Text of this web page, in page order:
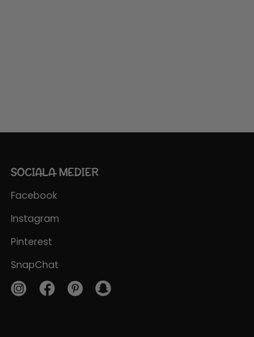
SOCIALA MEDIER
Facebook
Instagram
Pinterest
SnapChat